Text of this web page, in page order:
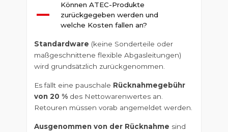
A
Können ATEC-Produkte
zurückgegeben werden und
welche Kosten fallen an?
Standardware (keine Sonderteile oder
maßgeschnittene flexible Abgasleitungen)
wird grundsätzlich zurückgenommen.
Es fällt eine pauschale Rücknahmegebühr
von 20 %des Nettowarenwertes an.
Retouren müssen vorab angemeldet werden.
Ausgenommen von der Rücknahme sind